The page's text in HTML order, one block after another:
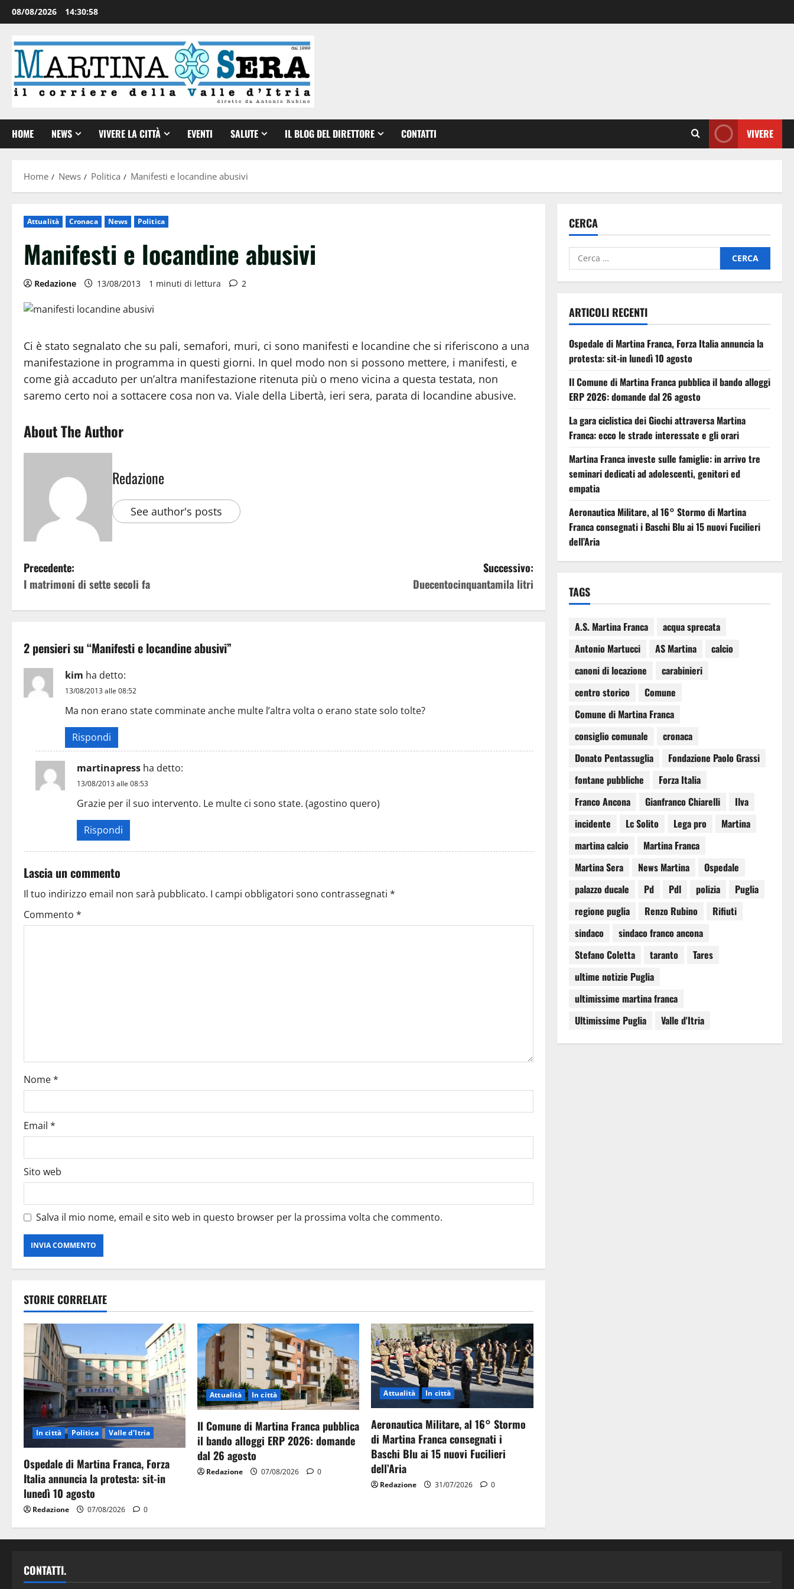
08/08/2026 14:30:59
HOME NEWS VIVERE LA CITTÀ EVENTI SALUTE IL BLOG DEL DIRETTORE CONTATTI VIVERE
Home News Politica Manifesti e locandine abusivi
Attualità Cronaca News Politica
Manifesti e locandine abusivi
Redazione 13/08/2013 1 minuti di lettura 2
Ci è stato segnalato che su pali, semafori, muri, ci sono manifesti e locandine che si riferiscono a una
manifestazione in programma in questi giorni. In quel modo non si possono mettere, i manifesti, e
come già accaduto per un’altra manifestazione ritenuta più o meno vicina a questa testata, non
saremo certo noi a sottacere cosa non va. Viale della Libertà, ieri sera, parata di locandine abusive.
About The Author
Redazione
See author's posts
Precedente:
I matrimoni di sette secoli fa
Successivo:
Duecentocinquantamila litri
2 pensieri su “Manifesti e locandine abusivi”
kim ha detto:
13/08/2013 alle 08:52
Ma non erano state comminate anche multe l’altra volta o erano state solo tolte?
Rispondi
martinapress ha detto:
13/08/2013 alle 08:53
Grazie per il suo intervento. Le multe ci sono state. (agostino quero)
Rispondi
Lascia un commento
Il tuo indirizzo email non sarà pubblicato. I campi obbligatori sono contrassegnati *
Commento *
Nome*
Email *
Sito web
Salva il mio nome, email e sito web in questo browser per la prossima volta che commento.
STORIE CORRELATE
In città Politica Valle d'Itria
Ospedale di Martina Franca, Forza
Italia annuncia la protesta: sit-in
lunedì 10 agosto
Redazione 07/08/2026 0
Attualità In città
Il Comune di Martina Franca pubblica
il bando alloggi ERP 2026: domande
dal 26 agosto
Redazione 07/08/2026 0
Attualità In città
Aeronautica Militare, al 16° Stormo
di Martina Franca consegnati i
Baschi Blu ai 15 nuovi Fucilieri
dell’Aria
Redazione 31/07/2026 0
CERCA
ARTICOLI RECENTI
Ospedale di Martina Franca, Forza Italia annuncia la
protesta: sit-in lunedì 10 agosto
Il Comune di Martina Franca pubblica il bando alloggi
ERP 2026: domande dal 26 agosto
La gara ciclistica dei Giochi attraversa Martina
Franca: ecco le strade interessate e gli orari
Martina Franca investe sulle famiglie: in arrivo tre
seminari dedicati ad adolescenti, genitori ed
empatia
Aeronautica Militare, al 16° Stormo di Martina
Franca consegnati i Baschi Blu ai 15 nuovi Fucilieri
dell’Aria
TAGS
A.S. Martina Franca
acqua sprecata
Antonio Martucci
AS Martina
calcio
canoni di locazione
carabinieri
centro storico
Comune
Comune di Martina Franca
consiglio comunale
cronaca
Donato Pentassuglia
Fondazione Paolo Grassi
fontane pubbliche
Forza Italia
Franco Ancona
Gianfranco Chiarelli
Ilva
incidente
Lc Solito Lega pro
Martina
martina calcio
Martina Franca
Martina Sera
News Martina
Ospedale
palazzo ducale
Pd Pdl polizia
Puglia
regione puglia
Renzo Rubino
Rifiuti
sindaco
sindaco franco ancona
Stefano Coletta
taranto
Tares
ultime notizie Puglia
ultimissime martina franca
Ultimissime Puglia
Valle d'Itria
CONTATTI.